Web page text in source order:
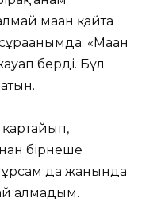
маған қайта
«Маған
берді. Бұл
бірнеше
да жанында
алмадым.